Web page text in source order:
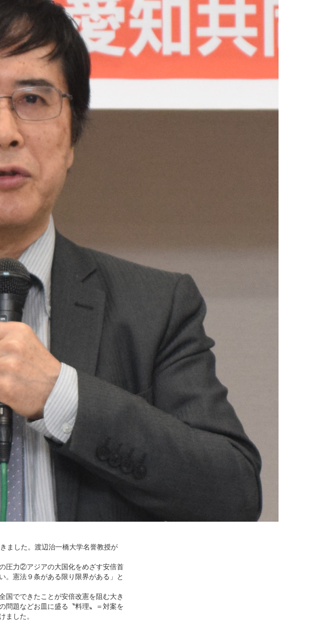
ました。渡辺治一橋大学名誉教授が
圧力②アジアの大国化をめざす安倍首
憲法９条がある限り限界がある」と
でできたことが安倍改憲を阻む大き
問題などお皿に盛る〝料理〟＝対案を
した。